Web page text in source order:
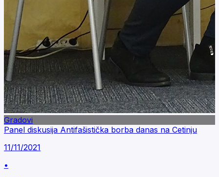
Gradovi
Panel diskusija Antifašistička borba danas na Cetinju
11/11/2021
•